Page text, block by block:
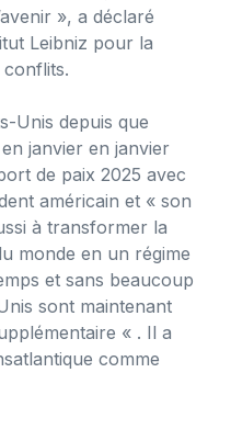
», a déclaré
Leibniz pour la
Unis depuis que
janvier en janvier
de paix 2025 avec
américain et « son
à transformer la
monde en un régime
et sans beaucoup
sont maintenant
« . Il a
comme